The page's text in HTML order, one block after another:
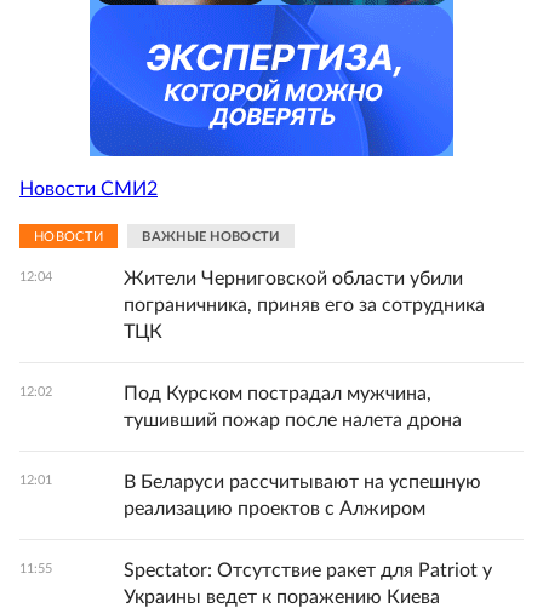
Новости СМИ2
НОВОСТИ ВАЖНЫЕ НОВОСТИ
12:04
Жители Черниговской области убили
пограничника, приняв его за сотрудника
ТЦК
12:02
Под Курском пострадал мужчина,
тушивший пожар после налета дрона
12:01
В Беларуси рассчитывают на успешную
реализацию проектов с Алжиром
11:55
Spectator: Отсутствие ракет для Patriot у
Украины ведет к поражению Киева